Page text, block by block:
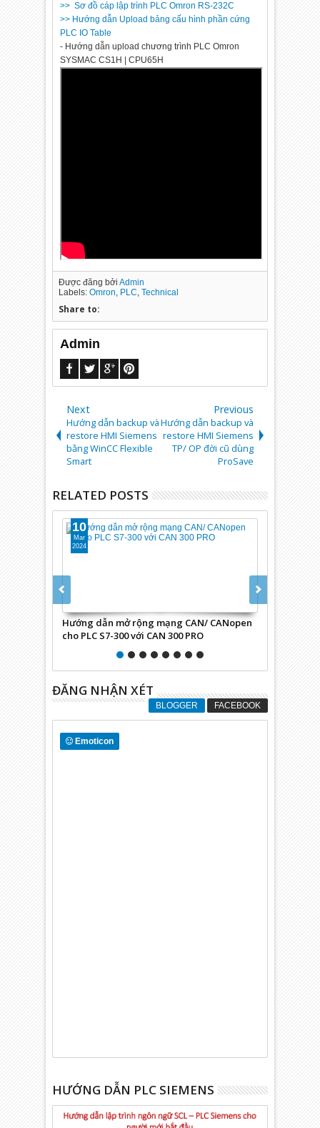
>> Sơ đồ cáp lập trình PLC Omron RS-232C
>> Hướng dẫn Upload bảng cấu hình phần cứng
PLC IO Table
- Hướng dẫn upload chương trình PLC Omron
SYSMAC CS1H | CPU65H
Được đăng bởiAdmin
Labels:Omron, PLC,Technical
Share to:
Admin
Next
Hướng dẫn backup và
restore HMI Siemens
bằng WinCC Flexible
Smart
Previous
Hướng dẫn backup và
restore HMI Siemens
TP/ OP đời cũ dùng
ProSave
RELATED POSTS
mạng CAN/ CANopen
CAN 300 PRO
Hướng dẫn upload chương trình HMI
Beijer dòng E1000
24
Feb
ĐĂNG NHẬN XÉT
BLOGGER FACEBOOK
Emoticon
HƯỚNG DẪN PLC SIEMENS